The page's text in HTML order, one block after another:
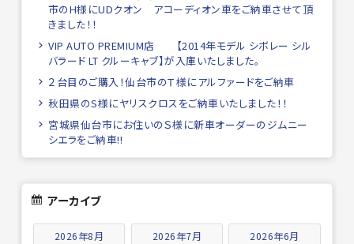
市のH様にUDクオン アコーディオン車をご納車させて頂
きました！！
VIP AUTO PREMIUM店 【2014年モデル シボレー シル
バラード LT クルーキャブ】が入庫いたしました。
２台目のご購入！仙台市のＴ様にアルファードをご納車
秋田県のS様にヤリスクロスをご納車いたしました！！
宮城県仙台市にお住いのＳ様に新車オーダーのジムニー
シエラをご納車!!
アーカイブ
2026年8月 2026年7月 2026年6月